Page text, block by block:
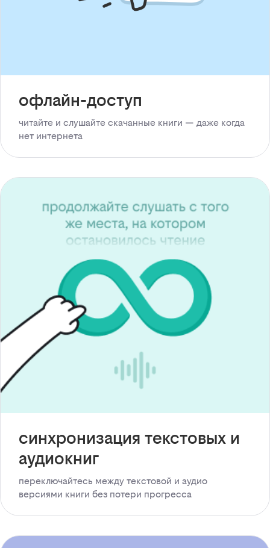
офлайн-доступ
читайте и слушайте скачанные книги — даже когда
нет интернета
синхронизация текстовых и
аудиокниг
переключайтесь между текстовой и аудио
версиями книги без потери прогресса